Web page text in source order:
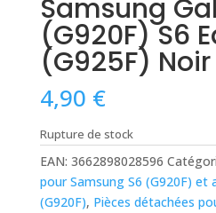
Samsung
(G920F) S6
(G925F) Noir
4,90 €
Rupture de stock
EAN: 3662898028596
pour Samsung S6 (G920F) et
(G920F), Pièces détachées